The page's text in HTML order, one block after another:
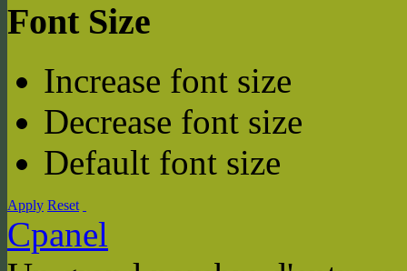
Font Size
Increase font size
Decrease font size
Default font size
Apply Reset
Cpanel